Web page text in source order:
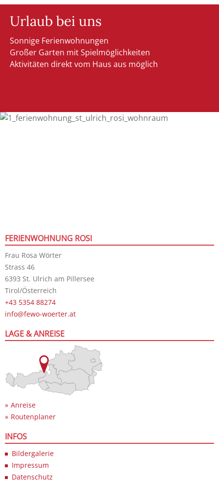
Urlaub bei uns
Sonnige Ferienwohnungen
Großer Garten mit Spielmöglichkeiten
Aktivitäten direkt vom Haus aus möglich
FERIENWOHNUNG ROSI
Frau Rosa Wörter
Strass 46
6393 St. Ulrich am Pillersee
Tirol/Österreich
+43 5354 88274
info@fewo-woerter.at
LAGE & ANREISE
Anreise
Routenplaner
INFOS
Bildergalerie
Impressum
Datenschutz